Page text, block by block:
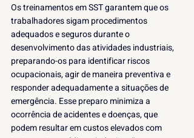
Os treinamentos em SST garantem que os
trabalhadores sigam procedimentos
adequados e seguros durante o
desenvolvimento das atividades industriais,
preparando-os para identificar riscos
ocupacionais, agir de maneira preventiva e
responder adequadamente a situações de
emergência. Esse preparo minimiza a
ocorrência de acidentes e doenças, que
podem resultar em custos elevados com